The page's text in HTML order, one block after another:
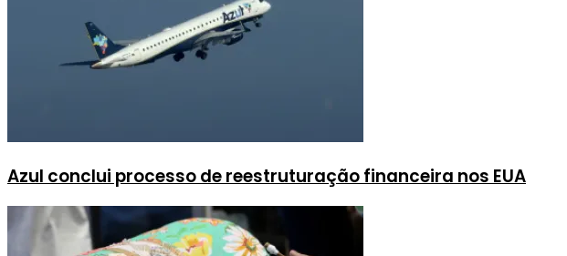
Azul conclui processo de reestruturação financeira nos EUA